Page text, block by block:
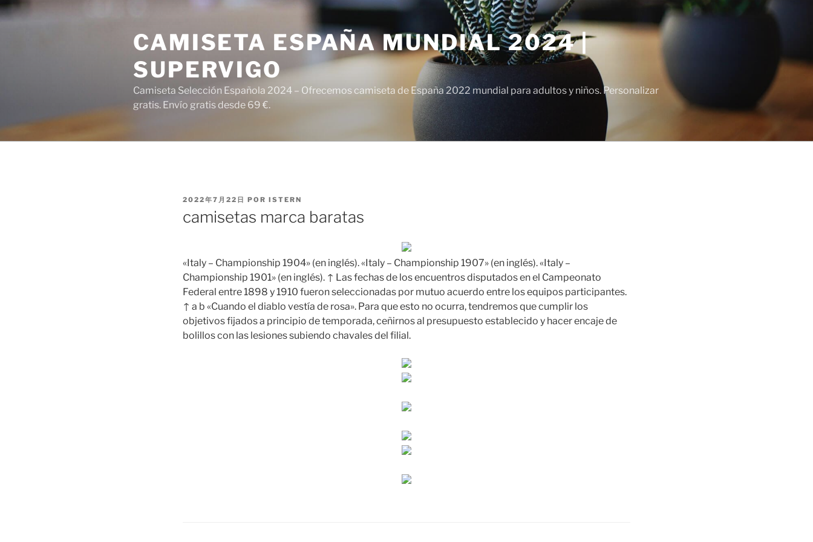
Saltar
al
CAMISETA ESPAÑA MUNDIAL 2024 |
SUPERVIGO
Camiseta Selección Española 2024 – Ofrecemos camiseta de España 2022 mundial para adultos y niños. Personalizar
gratis. Envío gratis desde 69 €.
PUBLICADO
2022年7月22日 POR ISTERN
camisetas marca baratas
«Italy – Championship 1904» (en inglés). «Italy – Championship 1907» (en inglés). «Italy –
Championship 1901» (en inglés). ↑ Las fechas de los encuentros disputados en el Campeonato
Federal entre 1898 y 1910 fueron seleccionadas por mutuo acuerdo entre los equipos participantes.
↑ a b «Cuando el diablo vestía de rosa». Para que esto no ocurra, tendremos que cumplir los
objetivos fijados a principio de temporada, ceñirnos al presupuesto establecido y hacer encaje de
bolillos con las lesiones subiendo chavales del filial.